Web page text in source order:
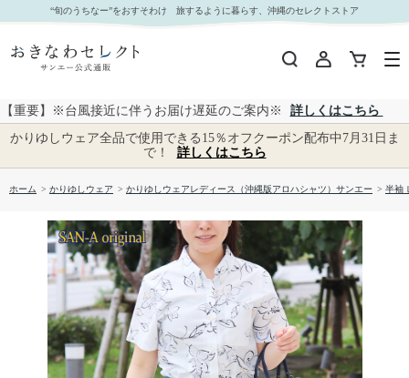
【送料無料】形態安定 ツツジカラー柄 かりゆしウェアP1025-01L｜おきなわセレクト サンエー
公式通販
“旬のうちなー”をおすそわけ 旅するように暮らす、沖縄のセレクトストア
【重要】※台風接近に伴うお届け遅延のご案内※
詳しくはこちら
かりゆしウェア全品で使用できる15％オフクーポン配布中7月31日ま
で！
詳しくはこちら
ホーム > かりゆしウェア > かりゆしウェアレディース（沖縄版アロハシャツ）サンエー > 半袖